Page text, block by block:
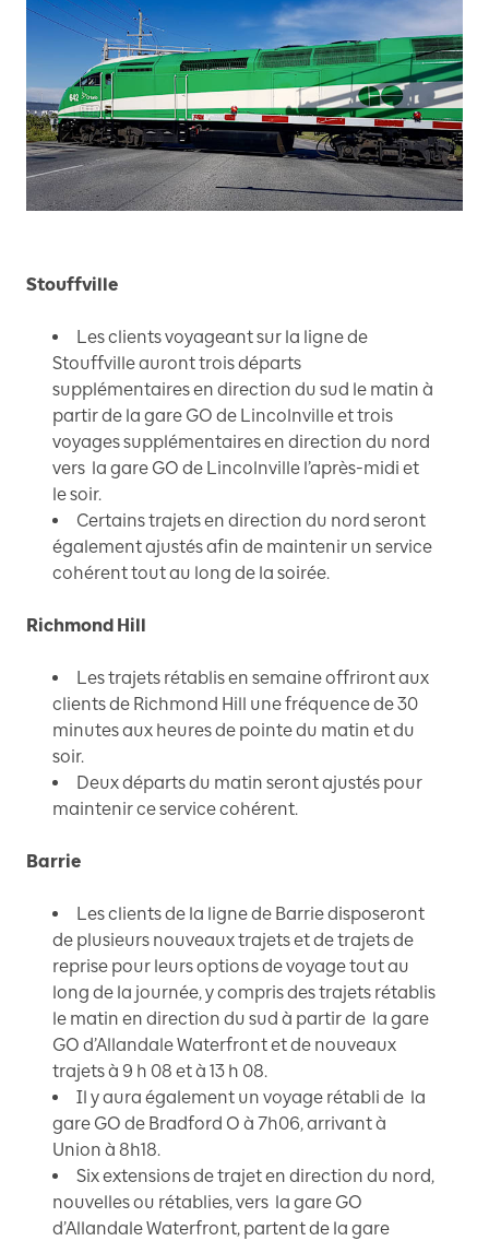
Stouffville
Les clients voyageant sur la ligne de
Stouffville auront trois départs
supplémentaires en direction du sud le matin à
partir de la gare GO de Lincolnville et trois
voyages supplémentaires en direction du nord
vers la gare GO de Lincolnville l’après-midi et
le soir.
Certains trajets en direction du nord seront
également ajustés afin de maintenir un service
cohérent tout au long de la soirée.
Richmond Hill
Les trajets rétablis en semaine offriront aux
clients de Richmond Hill une fréquence de 30
minutes aux heures de pointe du matin et du
soir.
Deux départs du matin seront ajustés pour
maintenir ce service cohérent.
Barrie
Les clients de la ligne de Barrie disposeront
de plusieurs nouveaux trajets et de trajets de
reprise pour leurs options de voyage tout au
long de la journée, y compris des trajets rétablis
le matin en direction du sud à partir de la gare
GO d’Allandale Waterfront et de nouveaux
trajets à 9 h 08 et à 13 h 08.
Il y aura également un voyage rétabli de la
gare GO de Bradford O à 7h06, arrivant à
Union à 8h18.
Six extensions de trajet en direction du nord,
nouvelles ou rétablies, vers la gare GO
d’Allandale Waterfront, partent de la gare